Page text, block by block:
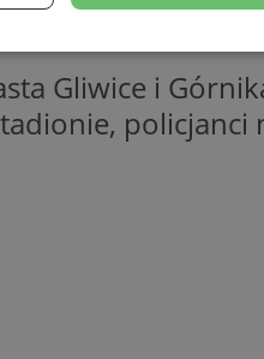
Gliwice i
Funkcjonalność